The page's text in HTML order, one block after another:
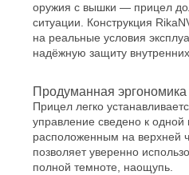
оружия с вышки — прицел
ситуации. Конструкция
на реальные условия
надёжную защиту
Продуманная эргономика
Прицел легко
управление сведено к одной
расположенным на верхней
позволяет уверенно
полной темноте, наощупь.